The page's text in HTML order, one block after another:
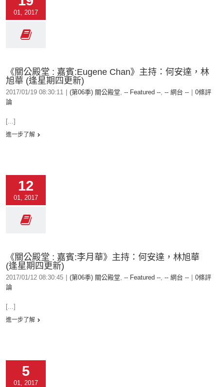
01, 2017
《關公殿堂 : 嘉賓:Eugene Chan》主持：何安達，林
旭華 (逢星期四更新)
2017/01/19 08:30:11 (第06季) 關公殿堂, -- Featured --, -- 網台 --
0條評
論
[...]
進一步了解
12
01, 2017
《關公殿堂 : 嘉賓:李月華》主持：何安達，林旭華
(逢星期四更新)
2017/01/12 08:30:45 (第06季) 關公殿堂, -- Featured --, -- 網台 --
0條評
論
[...]
進一步了解
5
01, 2017